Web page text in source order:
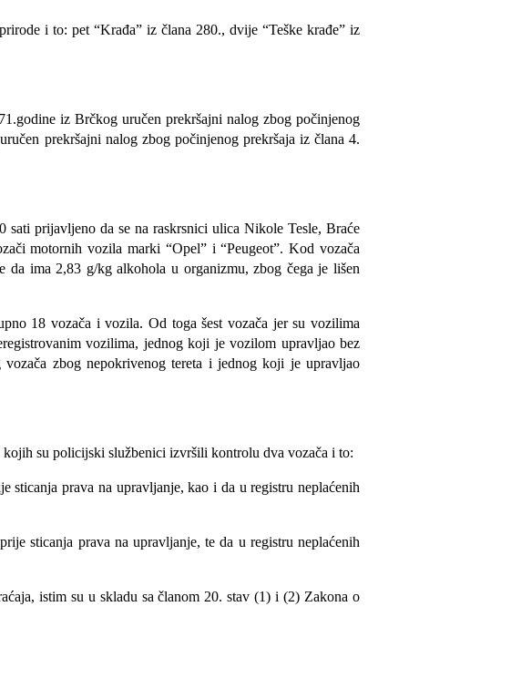
i to: pet “Krađa” iz člana 280., dvije “Teške krađe” iz
iz Brčkog uručen prekršajni nalog zbog počinjenog
prekršajni nalog zbog počinjenog prekršaja iz člana 4.
sati prijavljeno da se na raskrsnici ulica Nikole Tesle, Braće
motornih vozila marki “Opel” i “Peugeot”. Kod vozača
da ima 2,83 g/kg alkohola u organizmu, zbog čega je lišen
18 vozača i vozila. Od toga šest vozača jer su vozilima
vozilima, jednog koji je vozilom upravljao bez
zbog nepokrivenog tereta i jednog koji je upravljao
su policijski službenici izvršili kontrolu dva vozača i to:
prava na upravljanje, kao i da u registru neplaćenih
sticanja prava na upravljanje, te da u registru neplaćenih
istim su u skladu sa članom 20. stav (1) i (2) Zakona o